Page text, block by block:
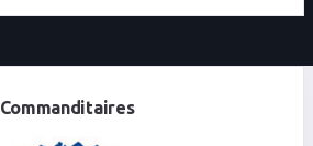
Commanditaires